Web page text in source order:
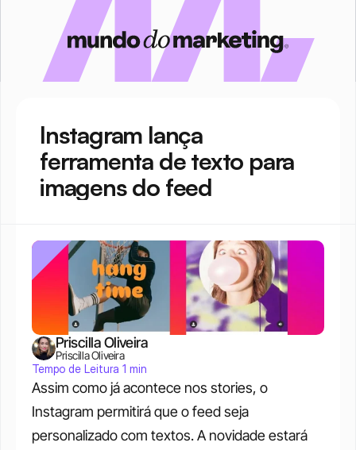
Instagram lança
ferramenta de texto para
imagens do feed
Assim como já acontece nos stories, o
Instagram permitirá que o feed seja
personalizado com textos. A novidade estará
Priscilla Oliveira
Priscilla Oliveira
Tempo de Leitura 1 min